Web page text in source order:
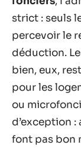
strict : seuls
percevoir le
déduction.
bien, eux,
pour les
ou
d’exception
font pas bon